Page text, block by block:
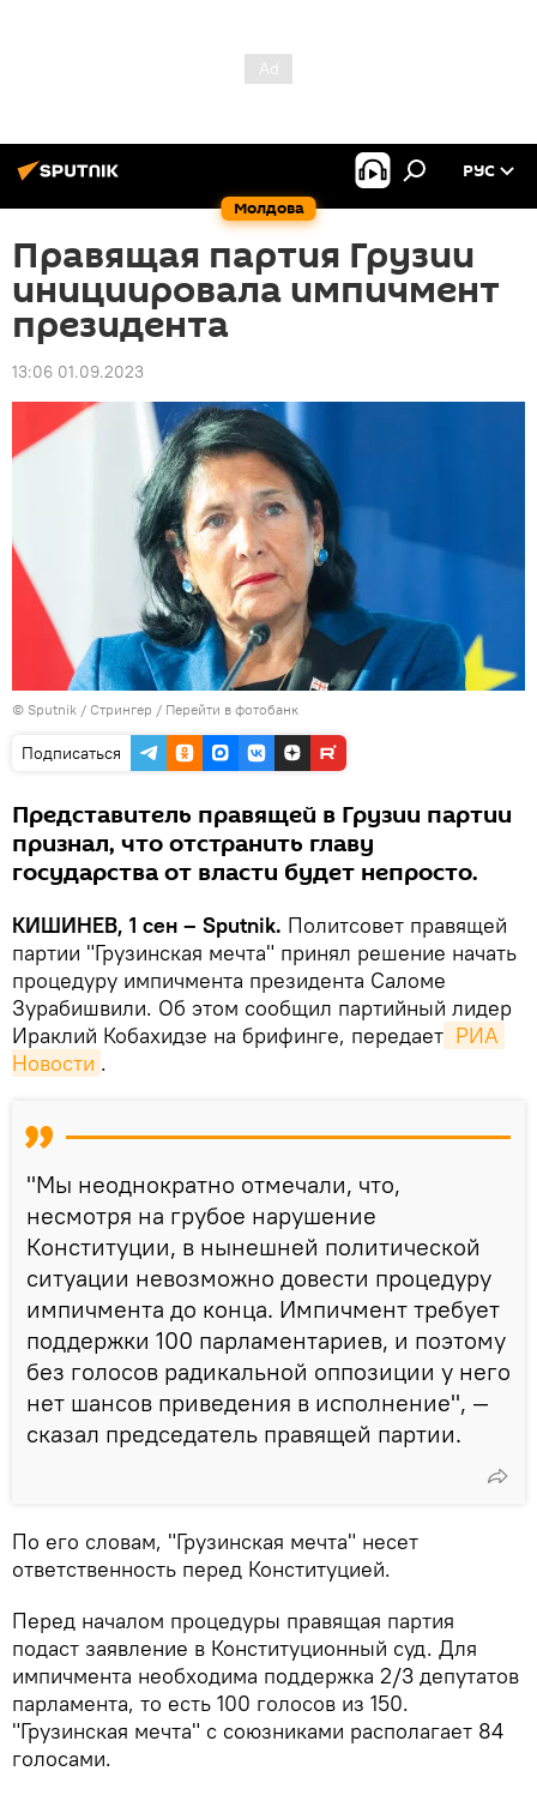
Молдова
РУС
Правящая партия Грузии
инициировала импичмент
президента
13:06 01.09.2023
© Sputnik / Стрингер / Перейти в фотобанк
Подписаться
Представитель правящей в Грузии партии
признал, что отстранить главу
государства от власти будет непросто.
КИШИНЕВ, 1 сен – Sputnik. Политсовет правящей
партии "Грузинская мечта" принял решение начать
процедуру импичмента президента Саломе
Зурабишвили. Об этом сообщил партийный лидер
Ираклий Кобахидзе на брифинге, передает РИА
Новости .
"Мы неоднократно отмечали, что,
несмотря на грубое нарушение
Конституции, в нынешней политической
ситуации невозможно довести процедуру
импичмента до конца. Импичмент требует
поддержки 100 парламентариев, и поэтому
без голосов радикальной оппозиции у него
нет шансов приведения в исполнение", —
сказал председатель правящей партии.
По его словам, "Грузинская мечта" несет
ответственность перед Конституцией.
Перед началом процедуры правящая партия
подаст заявление в Конституционный суд. Для
импичмента необходима поддержка 2/3 депутатов
парламента, то есть 100 голосов из 150.
"Грузинская мечта" с союзниками располагает 84
голосами.